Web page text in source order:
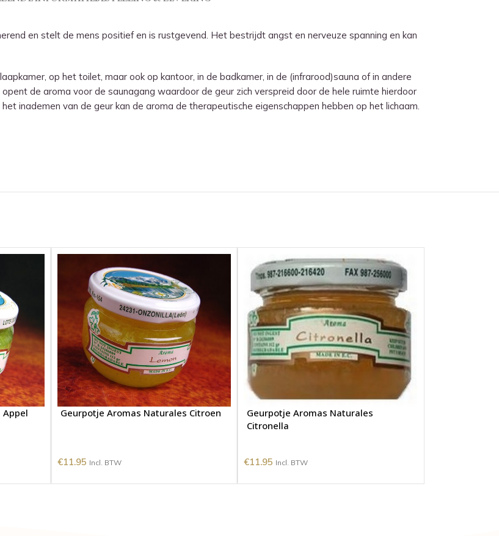
en stelt de mens positief en is rustgevend. Het bestrijdt angst en nerveuze spanning en kan
op het toilet, maar ook op kantoor, in de badkamer, in de (infrarood)sauna of in andere
de aroma voor de saunagang waardoor de geur zich verspreid door de hele ruimte hierdoor
inademen van de geur kan de aroma de therapeutische eigenschappen hebben op het lichaam.
Geurpotje Aromas Naturales Citroen
€11.95 Incl. BTW
Geurpotje Aromas Naturales
Citronella
€11.95 Incl. BTW